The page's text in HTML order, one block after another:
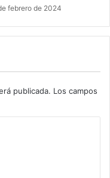
febrero de 2024
publicada. Los campos